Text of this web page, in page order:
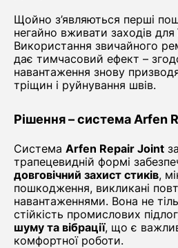
Щойно з’являються перші
негайно вживати заходів для
Використання звичайного
дає тимчасовий ефект –
навантаження знову
тріщин і руйнування швів.
Рішення – система Arfen
Система Arfen Repair Joint
трапецевидній формі
довговічний захист стиків,
пошкодження, викликані
навантаженнями. Вона не
стійкість промислових
шуму та вібрації, що є
комфортної роботи.